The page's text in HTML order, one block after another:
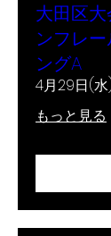
大田区
ンフレ
ングA
4月29日(
もっと見る